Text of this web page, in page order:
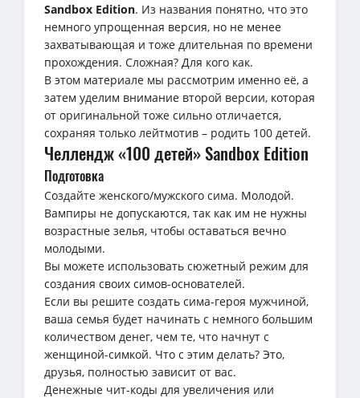
Sandbox Edition. Из названия понятно, что это
немного упрощенная версия, но не менее
захватывающая и тоже длительная по времени
прохождения. Сложная? Для кого как.
В этом материале мы рассмотрим именно её, а
затем уделим внимание второй версии, которая
от оригинальной тоже сильно отличается,
сохраняя только лейтмотив – родить 100 детей.
Челлендж «100 детей» Sandbox Edition
Подготовка
Создайте женского/мужского сима. Молодой.
Вампиры не допускаются, так как им не нужны
возрастные зелья, чтобы оставаться вечно
молодыми.
Вы можете использовать сюжетный режим для
создания своих симов-основателей.
Если вы решите создать сима-героя мужчиной,
ваша семья будет начинать с немного большим
количеством денег, чем те, что начнут с
женщиной-симкой. Что с этим делать? Это,
друзья, полностью зависит от вас.
Денежные чит-коды для увеличения или